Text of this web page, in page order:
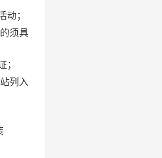
动；
须具
；
列入